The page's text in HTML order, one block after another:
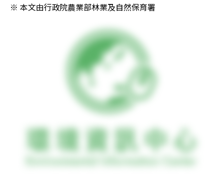
※ 本文由行政院農業部林業及自然保育署